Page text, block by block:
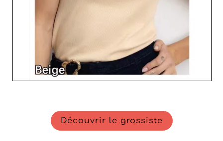
Découvrir le grossiste